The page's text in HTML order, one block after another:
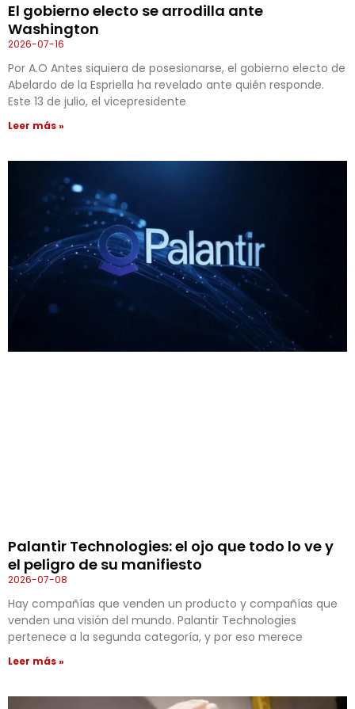
El gobierno electo se arrodilla ante
Washington
2026-07-16
Por A.O Antes siquiera de posesionarse, el gobierno electo de
Abelardo de la Espriella ha revelado ante quién responde.
Este 13 de julio, el vicepresidente
Leer más »
Palantir Technologies: el ojo que todo lo ve y
el peligro de su manifiesto
2026-07-08
Hay compañías que venden un producto y compañías que
venden una visión del mundo. Palantir Technologies
pertenece a la segunda categoría, y por eso merece
Leer más »